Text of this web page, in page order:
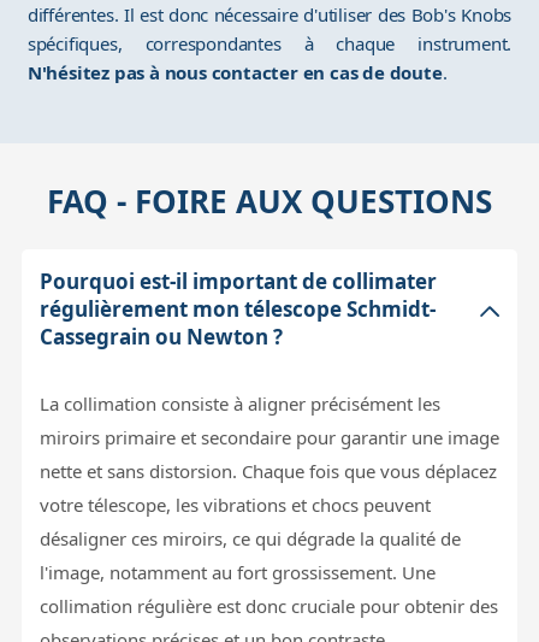
différentes. Il est donc nécessaire d'utiliser des Bob's Knobs
spécifiques, correspondantes à chaque instrument.
N'hésitez pas à nous contacter en cas de doute.
FAQ - FOIRE AUX QUESTIONS
Pourquoi est-il important de collimater
régulièrement mon télescope Schmidt-
Cassegrain ou Newton ?
La collimation consiste à aligner précisément les
miroirs primaire et secondaire pour garantir une image
nette et sans distorsion. Chaque fois que vous déplacez
votre télescope, les vibrations et chocs peuvent
désaligner ces miroirs, ce qui dégrade la qualité de
l'image, notamment au fort grossissement. Une
collimation régulière est donc cruciale pour obtenir des